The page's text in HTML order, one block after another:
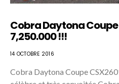
Cobra Daytona Coupe
7,250.000 !!!
14 OCTOBRE 2016
Cobra Daytona Coupe